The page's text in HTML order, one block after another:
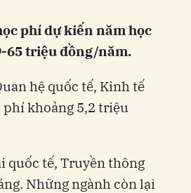
phí dự kiến năm học
65 triệu đồng/năm.
hệ quốc tế, Kinh tế
khoảng 5,2 triệu
quốc tế, Truyền thông
Những ngành còn lại